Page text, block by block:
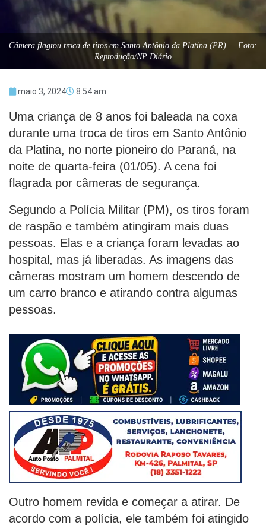
Câmera flagrou troca de tiros em Santo Antônio da Platina (PR) — Foto:
Reprodução/NP Diário
maio 3, 2024 8:54 am
Uma criança de 8 anos foi baleada na coxa
durante uma troca de tiros em Santo Antônio
da Platina, no norte pioneiro do Paraná, na
noite de quarta-feira (01/05). A cena foi
flagrada por câmeras de segurança.
Segundo a Polícia Militar (PM), os tiros foram
de raspão e também atingiram mais duas
pessoas. Elas e a criança foram levadas ao
hospital, mas já liberadas. As imagens das
câmeras mostram um homem descendo de
um carro branco e atirando contra algumas
pessoas.
Outro homem revida e começar a atirar. De
acordo com a polícia, ele também foi atingido